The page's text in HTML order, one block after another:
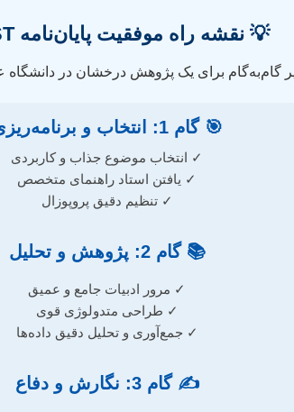
💡 نقشه راه موفقیت پایان‌نامه IUST 💡
گام‌به‌گام برای یک پژوهش درخشان در دانشگاه
🎯 گام 1: انتخاب و برنامه‌ریزی
✓ انتخاب موضوع جذاب و کاربردی
✓ یافتن استاد راهنمای متخصص
✓ تنظیم دقیق پروپوزال
📚 گام 2: پژوهش و تحلیل
✓ مرور ادبیات جامع و عمیق
✓ طراحی متدولوژی قوی
✓ جمع‌آوری و تحلیل دقیق داده‌ها
✍️ گام 3: نگارش و دفاع